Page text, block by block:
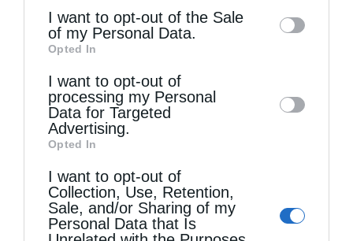
information may also be disclosed by us to
third parties on theIAB’s List of
Downstream Participants
disclose it to other third parties.
I want to opt-out of the Sale
of my Personal Data.
Opted In
I want to opt-out of
processing my Personal
Data for Targeted
Advertising.
Opted In
I want to opt-out of
Collection, Use, Retention,
Sale, and/or Sharing of my
Personal Data that Is
Δημητριάδος Ιγνάτιος: «Ο Ναός είναι ο τόπος της
πίστεως, της παράδοσης και της ενότητας»
«Η Πίστη ως Δύναμη Ενότητας και Υπέρβασης